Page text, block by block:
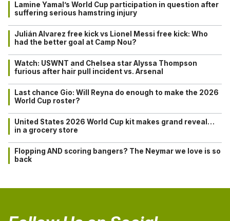
Lamine Yamal’s World Cup participation in question after
suffering serious hamstring injury
Julián Alvarez free kick vs Lionel Messi free kick: Who
had the better goal at Camp Nou?
Watch: USWNT and Chelsea star Alyssa Thompson
furious after hair pull incident vs. Arsenal
Last chance Gio: Will Reyna do enough to make the 2026
World Cup roster?
United States 2026 World Cup kit makes grand reveal…
in a grocery store
Flopping AND scoring bangers? The Neymar we love is so
back